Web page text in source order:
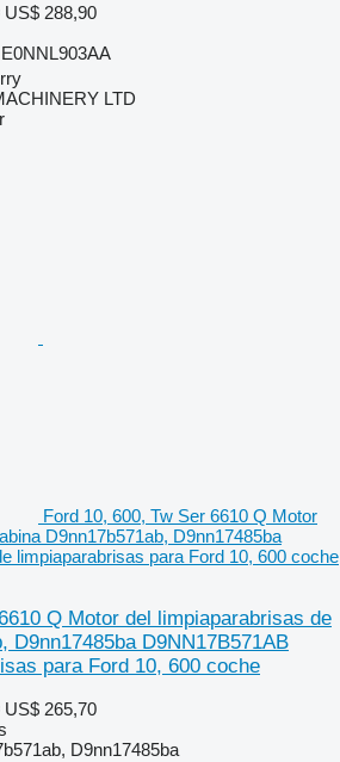
US$ 288,90
LTD
Ford 10, 600, Tw Ser 6610 Q Motor
D9nn17b571ab, D9nn17485ba
limpiaparabrisas para Ford 10, 600 coche
Q Motor del limpiaparabrisas de
D9nn17485ba D9NN17B571AB
para Ford 10, 600 coche
US$ 265,70
D9nn17485ba